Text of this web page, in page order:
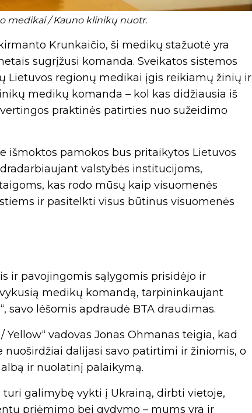
medikai / Kauno klinikų nuotr.
Krunkaičio, ši medikų stažuotė yra
sugrįžusi komanda. Sveikatos sistemos
Lietuvos regionų medikai įgis reikiamų žinių ir
medikų komanda – kol kas didžiausia iš
praktinės patirties nuo sužeidimo
išmoktos pamokos bus pritaikytos Lietuvos
valstybės institucijoms,
kas rodo mūsų kaip visuomenės
ir pasitelkti visus būtinus visuomenės
ir pavojingomis sąlygomis prisidėjo ir
medikų komandą, tarpininkaujant
savo lėšomis apdraudė BTA draudimas.
vadovas Jonas Ohmanas teigia, kad
dalijasi savo patirtimi ir žiniomis, o
ir nuolatinį palaikymą.
galimybę vykti į Ukrainą, dirbti vietoje,
priėmimo bei gydymo – mums yra ir